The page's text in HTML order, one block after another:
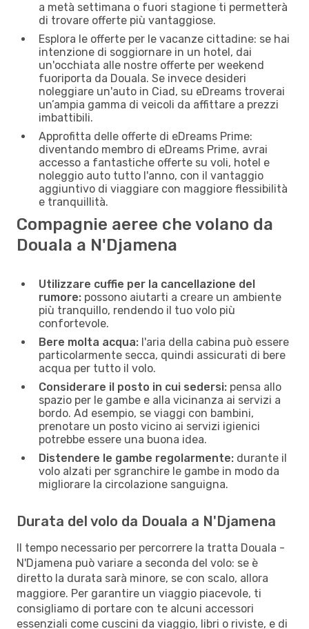
a metà settimana o fuori stagione ti permetterà
di trovare offerte più vantaggiose.
Esplora le offerte per le vacanze cittadine: se hai
intenzione di soggiornare in un hotel, dai
un'occhiata alle nostre offerte per weekend
fuoriporta da Douala. Se invece desideri
noleggiare un'auto in Ciad, su eDreams troverai
un’ampia gamma di veicoli da affittare a prezzi
imbattibili.
Approfitta delle offerte di eDreams Prime:
diventando membro di eDreams Prime, avrai
accesso a fantastiche offerte su voli, hotel e
noleggio auto tutto l'anno, con il vantaggio
aggiuntivo di viaggiare con maggiore flessibilità
e tranquillità.
Compagnie aeree che volano da
Douala a N'Djamena
Utilizzare cuffie per la cancellazione del
rumore: possono aiutarti a creare un ambiente
più tranquillo, rendendo il tuo volo più
confortevole.
Bere molta acqua: l'aria della cabina può essere
particolarmente secca, quindi assicurati di bere
acqua per tutto il volo.
Considerare il posto in cui sedersi: pensa allo
spazio per le gambe e alla vicinanza ai servizi a
bordo. Ad esempio, se viaggi con bambini,
prenotare un posto vicino ai servizi igienici
potrebbe essere una buona idea.
Distendere le gambe regolarmente: durante il
volo alzati per sgranchire le gambe in modo da
migliorare la circolazione sanguigna.
Durata del volo da Douala a N'Djamena
Il tempo necessario per percorrere la tratta Douala -
N'Djamena può variare a seconda del volo: se è
diretto la durata sarà minore, se con scalo, allora
maggiore. Per garantire un viaggio piacevole, ti
consigliamo di portare con te alcuni accessori
essenziali come cuscini da viaggio, libri o riviste, e di